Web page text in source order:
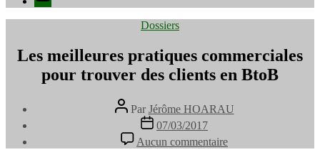
Catégories
Dossiers
Les meilleures pratiques commerciales
pour trouver des clients en BtoB
Auteur
de
l’article
Par Jérôme HOARAU
Date
l’article
07/03/2017
Aucun commentaire
Les